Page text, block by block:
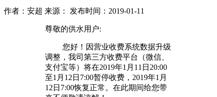
作者：安超 来源： 发布时间：2019-01-11
尊敬的供水用户:
您好！因营业收费系统数据升级
调整，我司第三方收费平台（微信、
支付宝等）将在2019年1月11日20:00
至1月12日7:00暂停收费，2019年1月
12日7:00恢复正常。在此期间给您带